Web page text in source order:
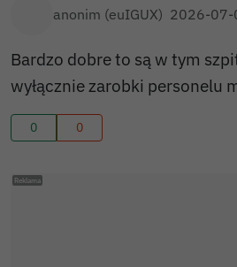
anonim (euIGUX) 2026-
Bardzo dobre to są w tym
wyłącznie zarobki personelu
0 0